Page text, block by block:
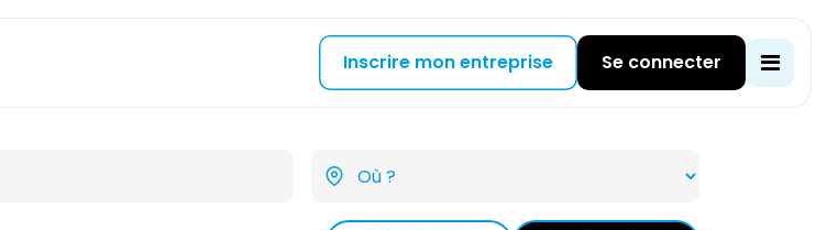
Inscrire mon entreprise Se connecter